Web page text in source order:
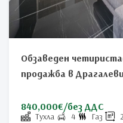
Обзаведен
продажба в
840,000€/без ДДС
Тухла 4 Газ